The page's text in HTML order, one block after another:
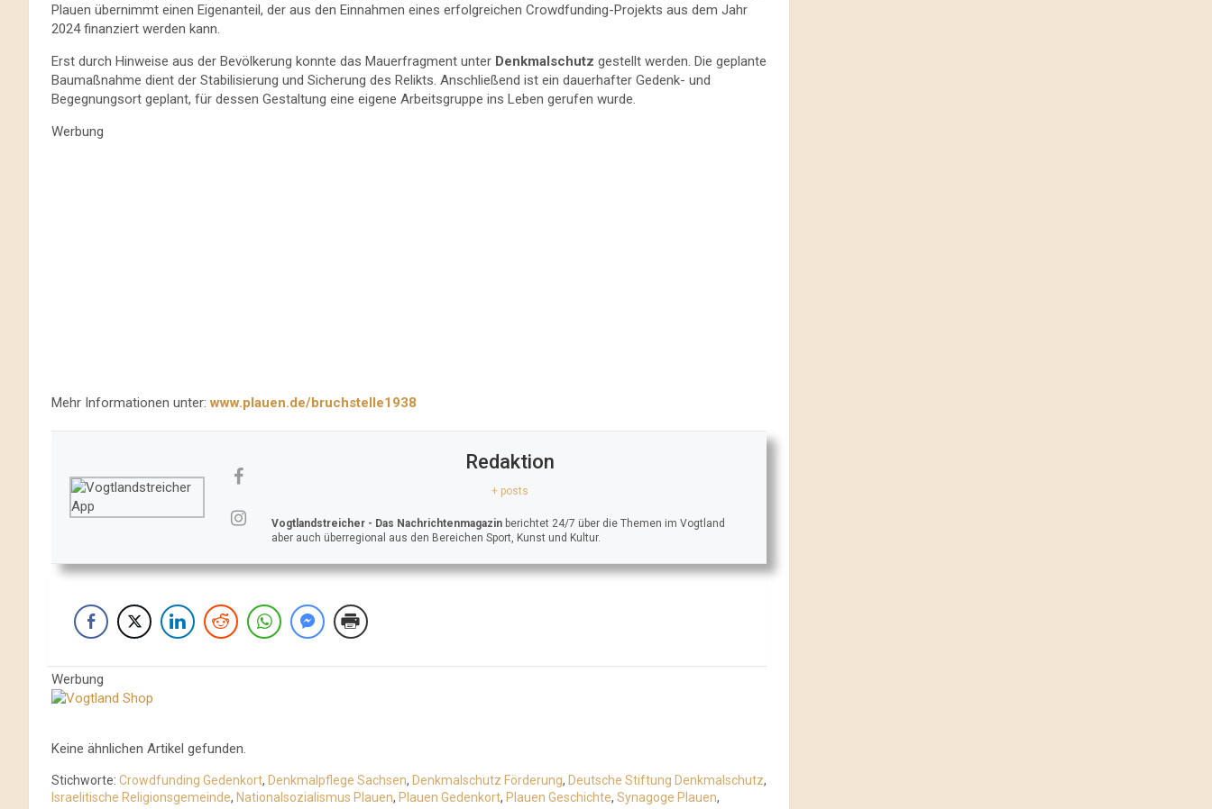
Plauen übernimmt einen Eigenanteil, der aus den Einnahmen eines erfolgreichen Crowdfunding-Projekts aus dem Jahr
2024 finanziert werden kann.
Erst durch Hinweise aus der Bevölkerung konnte das Mauerfragment unter Denkmalschutz gestellt werden. Die geplante
Baumaßnahme dient der Stabilisierung und Sicherung des Relikts. Anschließend ist ein dauerhafter Gedenk- und
Begegnungsort geplant, für dessen Gestaltung eine eigene Arbeitsgruppe ins Leben gerufen wurde.
Werbung
Mehr Informationen unter: www.plauen.de/bruchstelle1938
Redaktion
+ posts
Vogtlandstreicher - Das Nachrichtenmagazin berichtet 24/7 über die Themen im Vogtland
aber auch überregional aus den Bereichen Sport, Kunst und Kultur.
Werbung
Keine ähnlichen Artikel gefunden.
Stichworte: Crowdfunding Gedenkort, Denkmalpflege Sachsen, Denkmalschutz Förderung, Deutsche Stiftung Denkmalschutz,
Israelitische Religionsgemeinde, Nationalsozialismus Plauen, Plauen Gedenkort, Plauen Geschichte, Synagoge Plauen,